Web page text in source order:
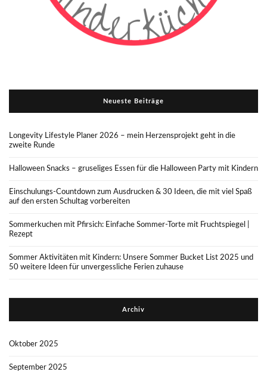
Neueste Beiträge
Longevity Lifestyle Planer 2026 – mein Herzensprojekt geht in die
zweite Runde
Halloween Snacks – gruseliges Essen für die Halloween Party mit Kindern
Einschulungs-Countdown zum Ausdrucken & 30 Ideen, die mit viel Spaß
auf den ersten Schultag vorbereiten
Sommerkuchen mit Pfirsich: Einfache Sommer-Torte mit Fruchtspiegel |
Rezept
Sommer Aktivitäten mit Kindern: Unsere Sommer Bucket List 2025 und
50 weitere Ideen für unvergessliche Ferien zuhause
Archiv
Oktober 2025
September 2025